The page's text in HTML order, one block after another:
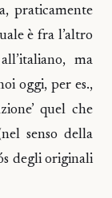
praticamente
è fra l’altro
ma
oggi, per es.,
quel che
senso della
degli originali